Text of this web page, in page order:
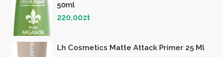
50ml
220,00zł
Lh Cosmetics Matte Attack Primer 25 Ml